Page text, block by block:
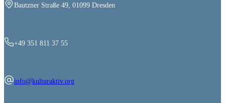
Bautzner Straße 49, 01099 Dresden
+49 351 811 37 55
info@kulturaktiv.org